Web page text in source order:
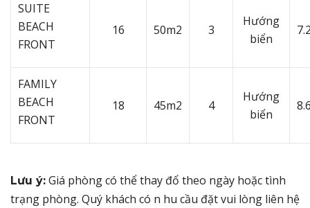
SUITE
BEACH
FRONT
16 50m2 3
Hướng
biển
FAMILY
BEACH
FRONT
18 45m2 4
Hướng
biển
Lưu ý: Giá phòng có thể thay đổ theo ngày hoặc tình
trạng phòng. Quý khách có n hu cầu đặt vui lòng liên hệ